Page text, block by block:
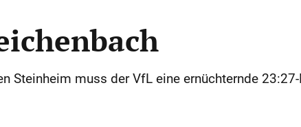
muss der VfL eine ernüchternde